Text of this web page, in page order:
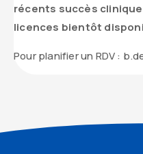
de
l’actualité
récents succès
licences bientôt
Pour planifier un RDV :